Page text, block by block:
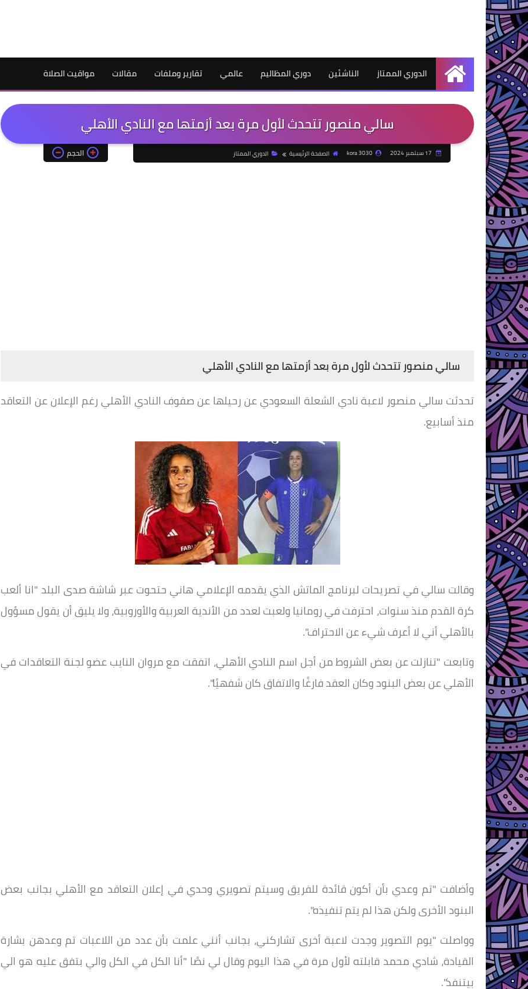
الرئيسية
الدوري الممتاز الناشئين دوري المظاليم عالمي تقارير وملفات مقالات مواقيت الصلاة
سالي منصور تتحدث لأول مرة بعد أزمتها مع النادي الأهلي
kora 3030 الصفحة الرئيسية الدوري الممتاز الحجم
سالي منصور تتحدث لأول مرة بعد أزمتها مع النادي الأهلي
تحدثت سالي منصور لاعبة نادي الشعلة السعودي عن رحيلها عن صفوف النادي الأهلي رغم الإعلان عن التعاقد
منذ أسابيع.
وقالت سالي في تصريحات لبرنامج الماتش الذي يقدمه الإعلامي هاني حتحوت عبر شاشة صدى البلد "انا ألعب
كرة القدم منذ سنوات، احترفت في رومانيا ولعبت لعدد من الأندية العربية والأوروبية، ولا يليق أن يقول مسؤول
بالأهلي أني لا أعرف شيء عن الاحتراف".
وتابعت "تنازلت عن بعض الشروط من أجل اسم النادي الأهلي، اتفقت مع مروان النايب عضو لجنة التعاقدات في
الأهلي عن بعض البنود وكان العقد فارغًا والاتفاق كان شفهيًا".
وأضافت "تم وعدي بأن أكون قائدة للفريق وسيتم تصويري وحدي في إعلان التعاقد مع الأهلي بجانب بعض
البنود الأخرى ولكن هذا لم يتم تنفيذه".
وواصلت "يوم التصوير وجدت لاعبة أخرى تشاركني، بجانب أنني علمت بأن عدد من اللاعبات تم وعدهن بشارة
القيادة، شادي محمد قابلته لأول مرة في هذا اليوم وقال لي نصًا "أنا الكل في الكل والي بتفق عليه هو الي
بيتنفذ".